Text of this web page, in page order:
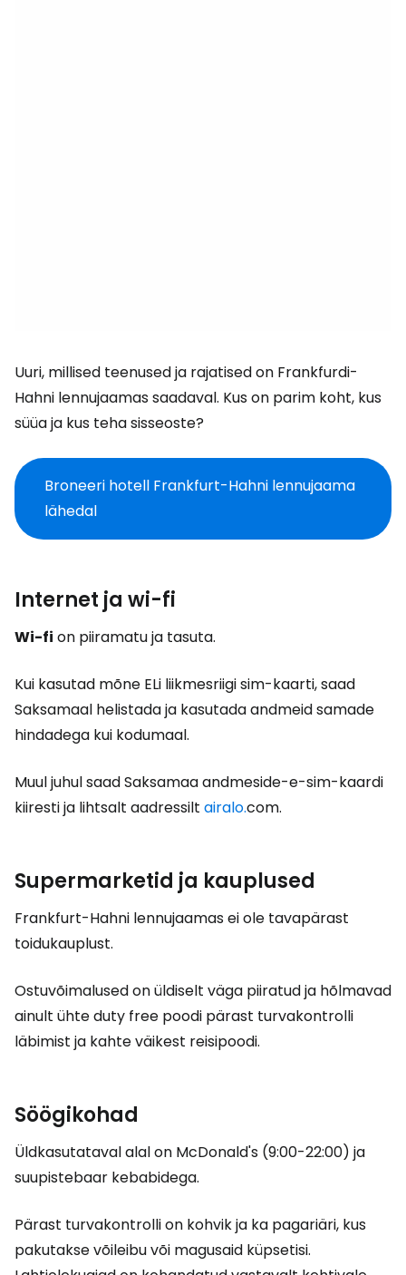
Uuri, millised teenused ja rajatised on Frankfurdi-
Hahni lennujaamas saadaval. Kus on parim koht, kus
süüa ja kus teha sisseoste?
Broneeri hotell Frankfurt-Hahni lennujaama
lähedal
Internet ja wi-fi
Wi-fi on piiramatu ja tasuta.
Kui kasutad mõne ELi liikmesriigi sim-kaarti, saad
Saksamaal helistada ja kasutada andmeid samade
hindadega kui kodumaal.
Muul juhul saad Saksamaa andmeside-e-sim-kaardi
kiiresti ja lihtsalt aadressilt airalo.com.
Supermarketid ja kauplused
Frankfurt-Hahni lennujaamas ei ole tavapärast
toidukauplust.
Ostuvõimalused on üldiselt väga piiratud ja hõlmavad
ainult ühteduty free poodi pärast turvakontrolli
läbimist ja kahte väikest reisipoodi.
Söögikohad
Üldkasutataval alal on McDonald's (9:00-22:00) ja
suupistebaar kebabidega.
Pärast turvakontrolli on kohvik ja ka pagariäri, kus
pakutakse võileibu või magusaid küpsetisi.